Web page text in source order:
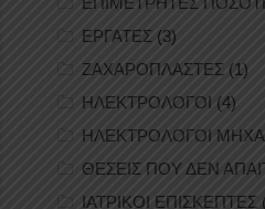
ΕΡΓΑΤΕΣ (3)
ΖΑΧΑΡΟΠΛΑΣΤΕΣ (1)
ΗΛΕΚΤΡΟΛΟΓΟΙ (4)
ΗΛΕΚΤΡΟΛΟΓΟΙ
ΘΕΣΕΙΣ ΠΟΥ ΔΕΝ
ΙΑΤΡΙΚΟΙ ΕΠΙΣΚΕΠΤΕΣ